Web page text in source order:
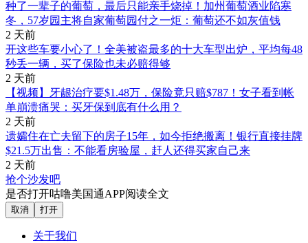
种了一辈子的葡萄，最后只能亲手烧掉！加州葡萄酒业陷寒
冬，57岁园主将自家葡萄园付之一炬：葡萄还不如灰值钱
2 天前
开这些车要小心了！全美被盗最多的十大车型出炉，平均每48
秒丢一辆，买了保险也未必赔得够
2 天前
【视频】牙龈治疗要$1.48万，保险竟只赔$787！女子看到帐
单崩溃痛哭：买牙保到底有什么用？
2 天前
遗孀住在亡夫留下的房子15年，如今拒绝搬离！银行直接挂牌
$21.5万出售：不能看房验屋，赶人还得买家自己来
2 天前
抢个沙发吧
是否打开咕噜美国通APP阅读全文
取消 打开
关于我们